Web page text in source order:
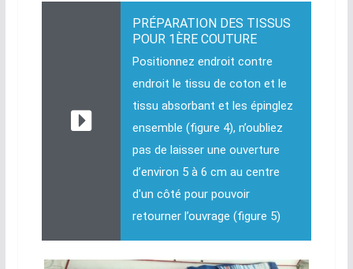
PRÉPARATION DES TISSUS
POUR 1ÈRE COUTURE
Positionnez endroit contre
endroit le tissu de coton et le
tissu absorbant et les épinglez
ensemble (figure 4), n’oubliez
pas de laisser une ouverture
d’environ 5 à 6 cm au centre
d'un côté pour pouvoir
retourner l’ouvrage (figure 5)